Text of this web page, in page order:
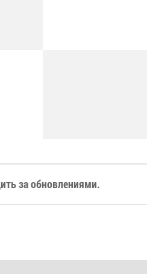
за обновлениями.